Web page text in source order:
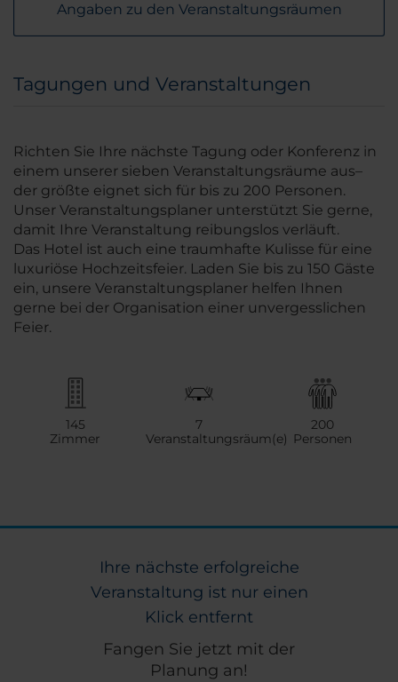
Angaben zu den Veranstaltungsräumen
Tagungen und Veranstaltungen
Richten Sie Ihre nächste Tagung oder Konferenz in
einem unserer sieben Veranstaltungsräume aus–
der größte eignet sich für bis zu 200 Personen.
Unser Veranstaltungsplaner unterstützt Sie gerne,
damit Ihre Veranstaltung reibungslos verläuft.
Das Hotel ist auch eine traumhafte Kulisse für eine
luxuriöse Hochzeitsfeier. Laden Sie bis zu 150 Gäste
ein, unsere Veranstaltungsplaner helfen Ihnen
gerne bei der Organisation einer unvergesslichen
Feier.
145
Zimmer
7
Veranstaltungsräum(e)
200
Personen
Ihre nächste erfolgreiche
Veranstaltung ist nur einen
Klick entfernt
Fangen Sie jetzt mit der
Planung an!